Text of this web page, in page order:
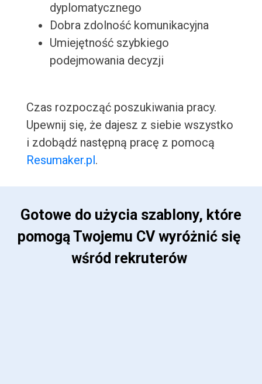
dyplomatycznego
Dobra zdolność komunikacyjna
Umiejętność szybkiego
podejmowania decyzji
Czas rozpocząć poszukiwania pracy.
Upewnij się, że dajesz z siebie wszystko
i zdobądź następną pracę z pomocą
Resumaker.pl.
pomogą Twojemu CV wyróżnić się
wśród rekruterów